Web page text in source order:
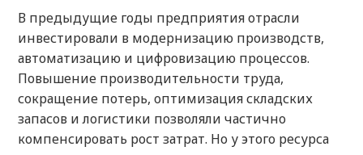
В предыдущие годы предприятия отрасли
инвестировали в модернизацию производств,
автоматизацию и цифровизацию процессов.
Повышение производительности труда,
сокращение потерь, оптимизация складских
запасов и логистики позволяли частично
компенсировать рост затрат. Но у этого ресурса